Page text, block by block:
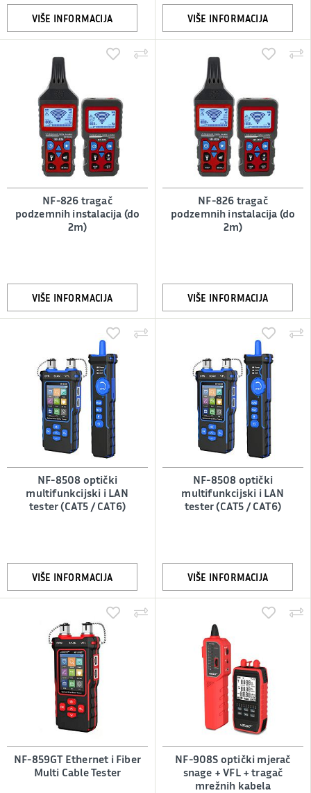
VIŠE INFORMACIJA VIŠE INFORMACIJA
NF-826 tragač
podzemnih instalacija (do
2m)
VIŠE INFORMACIJA
NF-826 tragač
podzemnih instalacija (do
2m)
VIŠE INFORMACIJA
NF-8508 optički
multifunkcijski i LAN
tester (CAT5 / CAT6)
VIŠE INFORMACIJA
NF-8508 optički
multifunkcijski i LAN
tester (CAT5 / CAT6)
VIŠE INFORMACIJA
NF-859GT Ethernet i Fiber
Multi Cable Tester
NF-908S optički mjerač
snage + VFL + tragač
mrežnih kabela